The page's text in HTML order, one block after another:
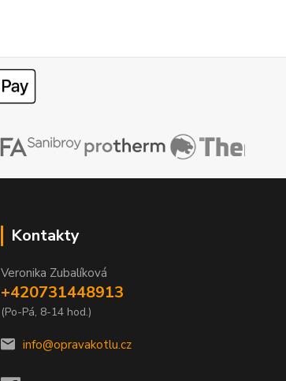
Kontakty
Veronika Zubalíková
+420731448913
(Po-Pá, 8-14 hod.)
info@opravakotlu.cz